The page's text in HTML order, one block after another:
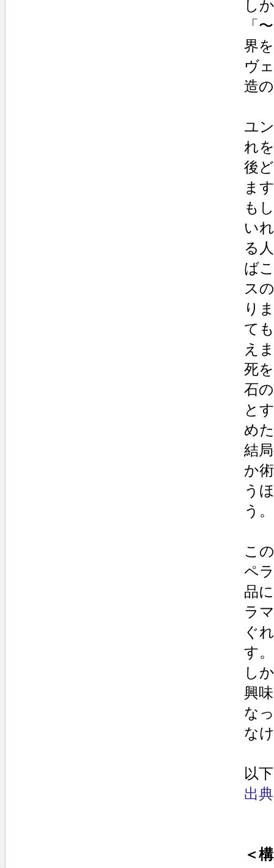
し
「
界
ヴ
造
ユ
れ
後
ま
も
い
る
ば
ス
り
て
え
死
石
と
め
結
か
う
う。
こ
ペ
品
ラ
ぐ
す。
し
興
な
な
以下
出
＜